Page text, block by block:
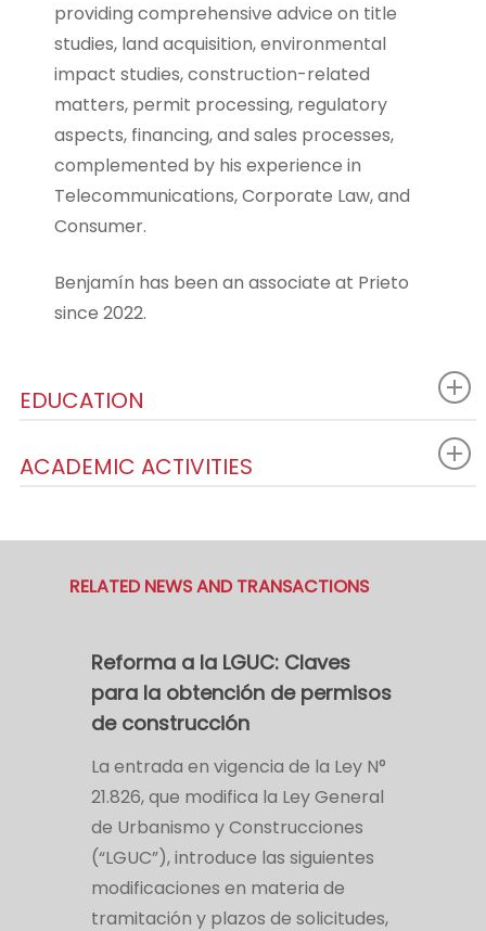
providing comprehensive advice on title
studies, land acquisition, environmental
impact studies, construction-related
matters, permit processing, regulatory
aspects, financing, and sales processes,
complemented by his experience in
Telecommunications, Corporate Law, and
Consumer.
Benjamín has been an associate at Prieto
since 2022.
EDUCATION
ACADEMIC ACTIVITIES
RELATED NEWS AND TRANSACTIONS
Reforma a la LGUC: Claves
para la obtención de permisos
de construcción
La entrada en vigencia de la Ley N°
21.826, que modifica la Ley General
de Urbanismo y Construcciones
(“LGUC”), introduce las siguientes
modificaciones en materia de
tramitación y plazos de solicitudes,